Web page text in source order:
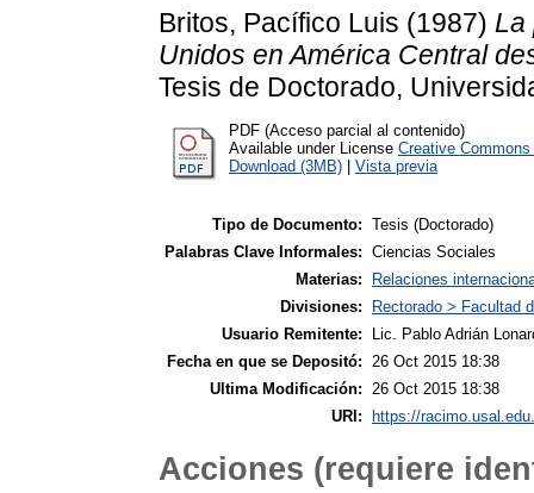
Britos, Pacífico Luis (1987) La
Unidos en América Central
Tesis de Doctorado,
PDF (Acceso parcial al contenido)
Available under License Creative
Download (3MB)
Vista previa
Tipo de Documento: Tesis (Doctorado)
Palabras Clave Informales: Ciencias Sociales
Materias:
Relaciones
Divisiones:
Rectorado > Facultad
Usuario Remitente:
Lic. Pablo Adrián
Fecha en que se Depositó: 26 Oct 2015 18:38
Ultima Modificación: 26 Oct 2015 18:38
URI:
https://
Acciones (requiere